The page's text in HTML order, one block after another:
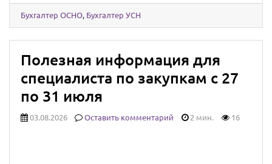
Бухгалтер ОСНО, Бухгалтер УСН
Полезная информация для
специалиста по закупкам с 27
по 31 июля
03.08.2026 Оставить комментарий 2 мин. 16